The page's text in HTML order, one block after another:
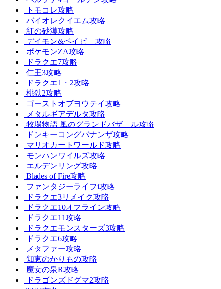
トモコレ攻略
バイオレクイエム攻略
紅の砂漠攻略
デイモン&ベイビー攻略
ポケモンZA攻略
ドラクエ7攻略
仁王3攻略
ドラクエ1・2攻略
桃鉄2攻略
ゴーストオブヨウテイ攻略
メタルギアデルタ攻略
牧場物語 風のグランドバザール攻略
ドンキーコングバナンザ攻略
マリオカートワールド攻略
モンハンワイルズ攻略
エルデンリング攻略
Blades of Fire攻略
ファンタジーライフi攻略
ドラクエ3リメイク攻略
ドラクエ10オフライン攻略
ドラクエ11攻略
ドラクエモンスターズ3攻略
ドラクエ6攻略
メタファー攻略
知恵のかりもの攻略
魔女の泉R攻略
ドラゴンズドグマ2攻略